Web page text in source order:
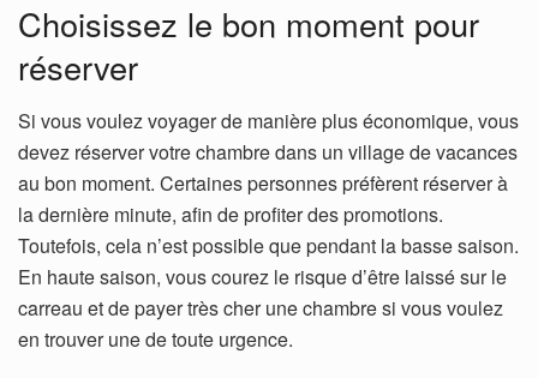
Choisissez le bon moment pour
réserver
Si vous voulez voyager de manière plus économique, vous
devez réserver votre chambre dans un village de vacances
au bon moment. Certaines personnes préfèrent réserver à
la dernière minute, afin de profiter des promotions.
Toutefois, cela n’est possible que pendant la basse saison.
En haute saison, vous courez le risque d’être laissé sur le
carreau et de payer très cher une chambre si vous voulez
en trouver une de toute urgence.